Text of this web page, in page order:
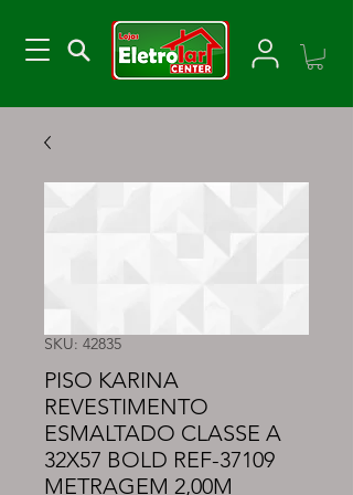
SKU: 42835
PISO KARINA
REVESTIMENTO
ESMALTADO CLASSE A
32X57 BOLD REF-37109
METRAGEM 2,00M